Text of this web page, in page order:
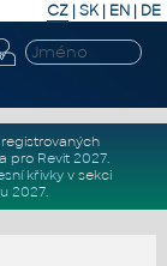
CZ | SK| EN | DE
pro Revit 2027.
křivkyv sekci
2027.